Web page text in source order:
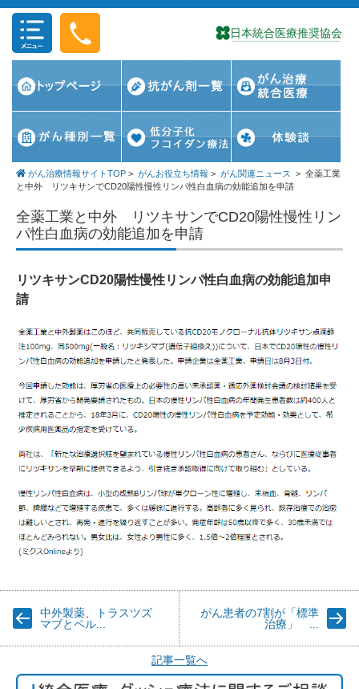
コンテンツに移動
がん治療情報サイトTOP >がんお役立ち情報 >がん関連ニュース >全薬工業
と中外 リツキサンでCD20陽性慢性リンパ性白血病の効能追加を申請
全薬工業と中外 リツキサンでCD20陽性慢性リン
パ性白血病の効能追加を申請
リツキサンCD20陽性慢性リンパ性白血病の効能追加申
請
中外製薬、トラスツズ
マブとペル...
がん患者の7割が「標準
治療」 ...
記事一覧へ